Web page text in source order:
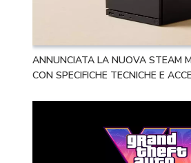
ANNUNCIATA LA NUOVA STEAM
CON SPECIFICHE TECNICHE E